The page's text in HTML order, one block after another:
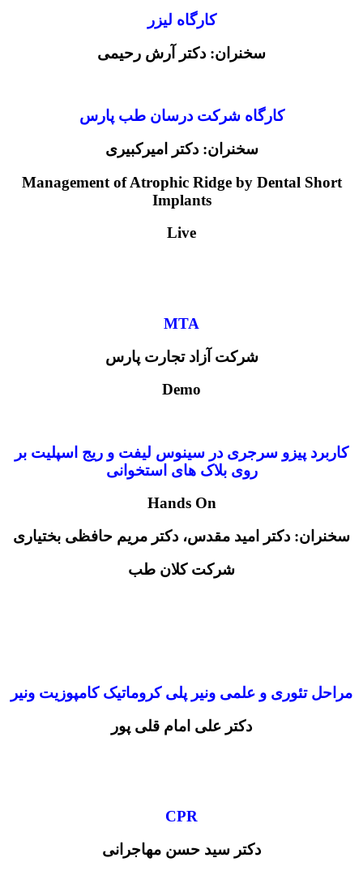
کارگاه لیزر
سخنران: دکتر آرش رحیمی
کارگاه شرکت درسان طب پارس
سخنران: دکتر امیرکبیری
Management of Atrophic Ridge by Dental Short
Implants
Live
MTA
شرکت آزاد تجارت پارس
Demo
کاربرد پیزو سرجری در سینوس لیفت و ریج اسپلیت بر
روی بلاک های استخوانی
Hands On
سخنران: دکتر امید مقدس، دکتر مریم حافظی بختیاری
شرکت کلان طب
مراحل تئوری و علمی ونیر پلی کروماتیک کامپوزیت ونیر
دکتر علی امام قلی پور
CPR
دکتر سید حسن مهاجرانی